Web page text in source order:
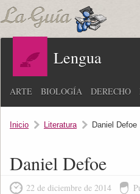
Lengua
ARTE BIOLOGÍA DERECHO
Inicio Literatura Daniel Defoe
Daniel Defoe
22 de diciembre de 2014